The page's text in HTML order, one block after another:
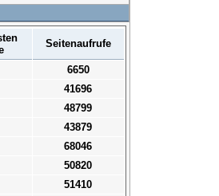
Seitenaufrufe
6650
41696
48799
43879
68046
50820
51410